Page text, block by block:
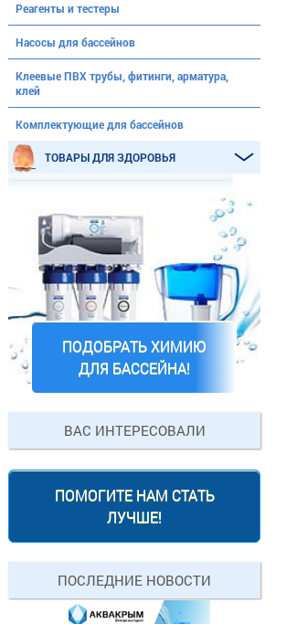
Реагенты и тестеры
Насосы для бассейнов
Клеевые ПВХ трубы, фитинги, арматура,
клей
Комплектующие для бассейнов
ТОВАРЫ ДЛЯ ЗДОРОВЬЯ
ПОДОБРАТЬ ХИМИЮ
ДЛЯ БАССЕЙНА!
ВАС ИНТЕРЕСОВАЛИ
ПОМОГИТЕ НАМ СТАТЬ
ЛУЧШЕ!
ПОСЛЕДНИЕ НОВОСТИ